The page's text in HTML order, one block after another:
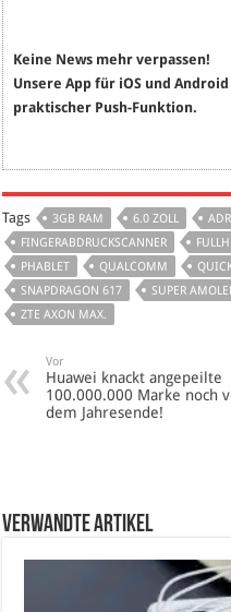
Keine News mehr verpassen!
Unsere App für iOS und
praktischer Push-Funktion.
Tags 3GB RAM 6.0 ZOLL
FINGERABDRUCKSCANNER
PHABLET
QUALCOMM
SNAPDRAGON 617
SUPER
ZTE AXON MAX.
Vor
Huawei knackt angepeilte
100.000.000 Marke noch
dem Jahresende!
verwandte Artikel